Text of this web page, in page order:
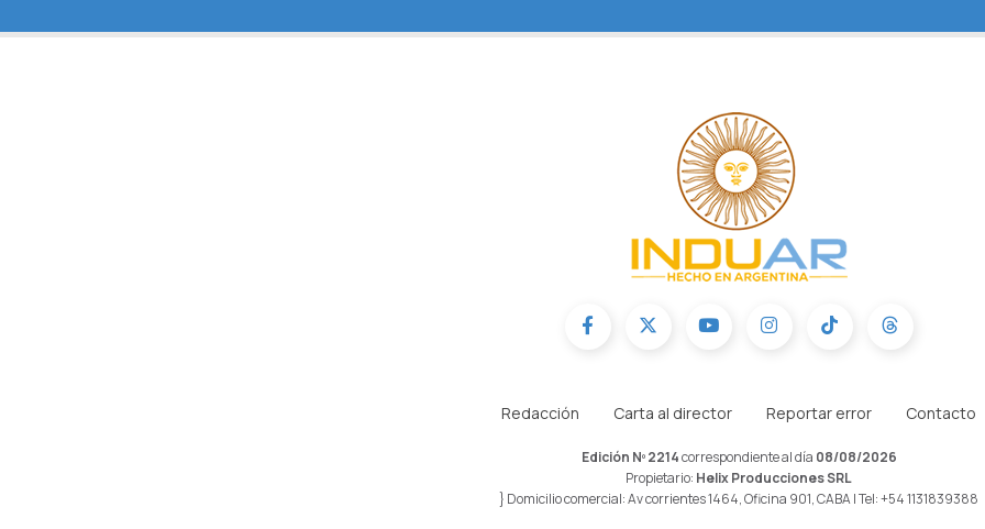
Redacción Carta al director Reportar error Contacto
Edición Nº 2214correspondiente al día 08/08/2026
Propietario: Helix Producciones SRL
} Domicilio comercial: Av corrientes 1464, Oficina 901, CABA | Tel: +54 1131839388